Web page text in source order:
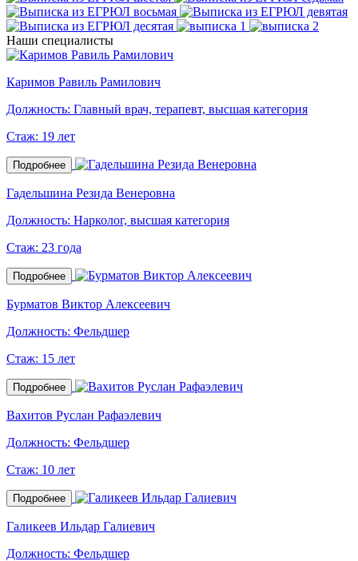
Наши специалисты
Каримов Равиль Рамилович
Должность: Главный врач, терапевт, высшая категория
Стаж: 19 лет
Подробнее
Гадельшина Резида Венеровна
Должность: Нарколог, высшая категория
Стаж: 23 года
Подробнее
Бурматов Виктор Алексеевич
Должность: Фельдшер
Стаж: 15 лет
Подробнее
Вахитов Руслан Рафаэлевич
Должность: Фельдшер
Стаж: 10 лет
Подробнее
Галикеев Ильдар Галиевич
Должность: Фельдшер